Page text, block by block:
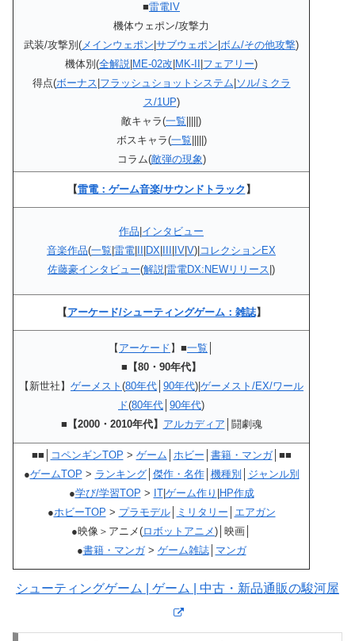
■雷電IV
機体ウェポン/攻撃力
武装/攻撃別( メインウェポン サブウェポン ボム/その他攻撃)
機体別(全解説 ME-02改 MK-II フェアリー)
得点(ボーナス フラッシュショットシステム ソル/ミクラ
ス/1UP)
敵キャラ(一覧 |||||)
ボスキャラ(一覧 |||||)
コラム(敵弾の現象)
【雷電：ゲーム音楽/サウンドトラック 】
作品 インタビュー
音楽作品(一覧 雷電 DX IV V)| コレクションEX
佐藤豪インタビュー(解説 雷電DX:NEWリリース |)
【アーケード/シューティングゲーム：雑誌】
【 アーケード 】■一覧
■【80・90年代】
【新世社】 ゲーメスト (80年代 90年代)| ゲーメスト/EX/ワール
ド(80年代 90年代)
■【2000・2010年代】 アルカディア │闘劇魂
■■│ コペンギンTOP > ゲーム ホビー 書籍・マンガ│■■
●ゲームTOP > ランキング│ 傑作・名作│ 機種別
ジャンル別
●学び/学習TOP > IT| ゲーム作り HP作成
●ホビーTOP > プラモデル│ ミリタリー
エアガン
●映像＞アニメ(ロボットアニメ)│映画│
●書籍・マンガ> ゲーム雑誌│ マンガ
シューティングゲーム | ゲーム | 中古・新品通販の駿河屋